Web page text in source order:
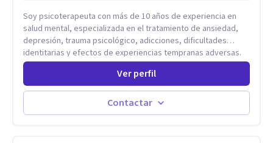
Soy psicoterapeuta con más de 10 años de experiencia en
salud mental, especializada en el tratamiento de ansiedad,
depresión, trauma psicológico, adicciones, dificultades
identitarias y efectos de experiencias tempranas adversas.
Ofrezco un espacio terapéutico seguro, confidencial y
profundamente humano, donde el dolor emocional puede
transformarse en autoconocimiento, regulación emocional y
psicoanálisis, terapia somática y de trauma, psicología
Ver perfil
Contactar